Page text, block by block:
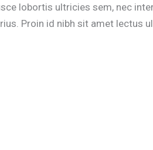
lobortis ultricies sem, nec
Proin id nibh sit amet lectus